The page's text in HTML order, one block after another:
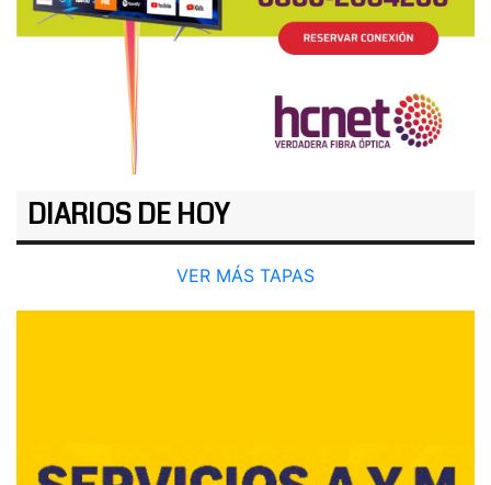
DIARIOS DE HOY
VER MÁS TAPAS